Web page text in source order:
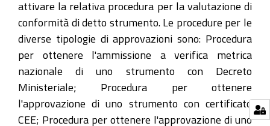
attivare la relativa procedura per la valutazione di
conformità di detto strumento. Le procedure per le
diverse tipologie di approvazioni sono: Procedura
per ottenere l'ammissione a verifica metrica
nazionale di uno strumento con Decreto
Ministeriale; Procedura per ottenere
l'approvazione di uno strumento con certificato
CEE; Procedura per ottenere l'approvazione di uno